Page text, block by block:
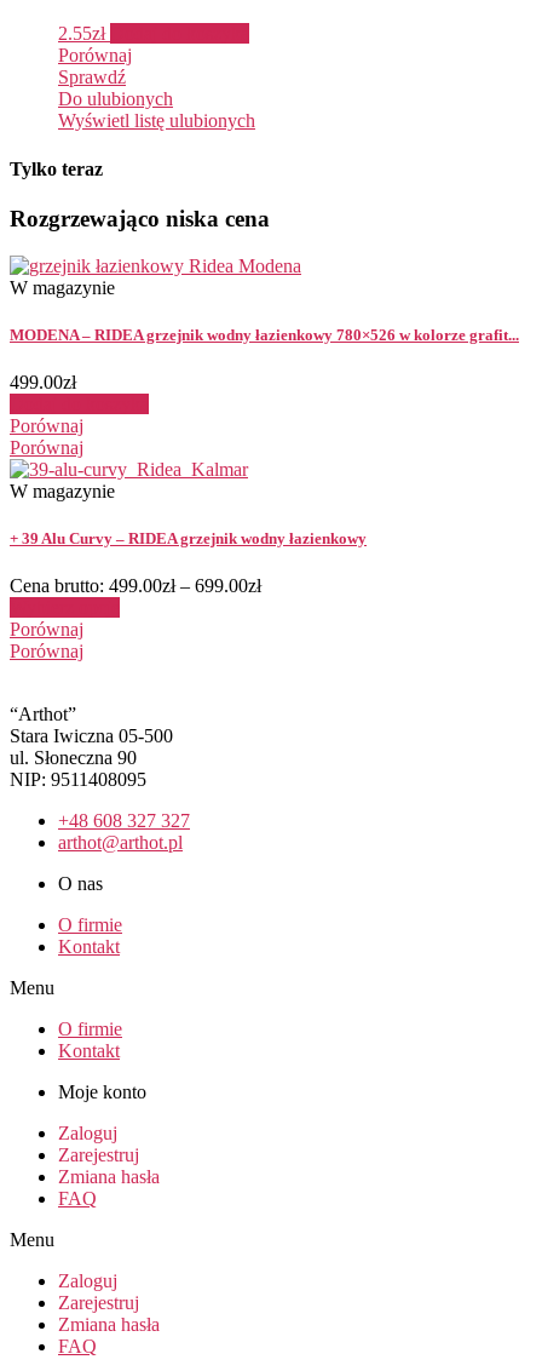
2.55zł
Porównaj
Sprawdź
Do ulubionych
Wyświetl listę ulubionych
Tylko teraz
Rozgrzewająco niska cena
W magazynie
MODENA – RIDEA grzejnik wodny łazienkowy 780×526 w kolorze grafit...
499.00zł
Porównaj
Porównaj
W magazynie
+ 39 Alu Curvy – RIDEA grzejnik wodny łazienkowy
Cena brutto: 499.00zł– 699.00zł
Porównaj
Porównaj
“Arthot”
Stara Iwiczna 05-500
ul. Słoneczna 90
NIP: 9511408095
+48 608 327 327
arthot@arthot.pl
O nas
O firmie
Kontakt
Menu
O firmie
Kontakt
Moje konto
Zaloguj
Zarejestruj
Zmiana hasła
FAQ
Menu
Zaloguj
Zarejestruj
Zmiana hasła
FAQ